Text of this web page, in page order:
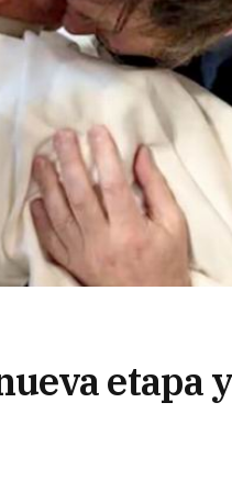
etapa